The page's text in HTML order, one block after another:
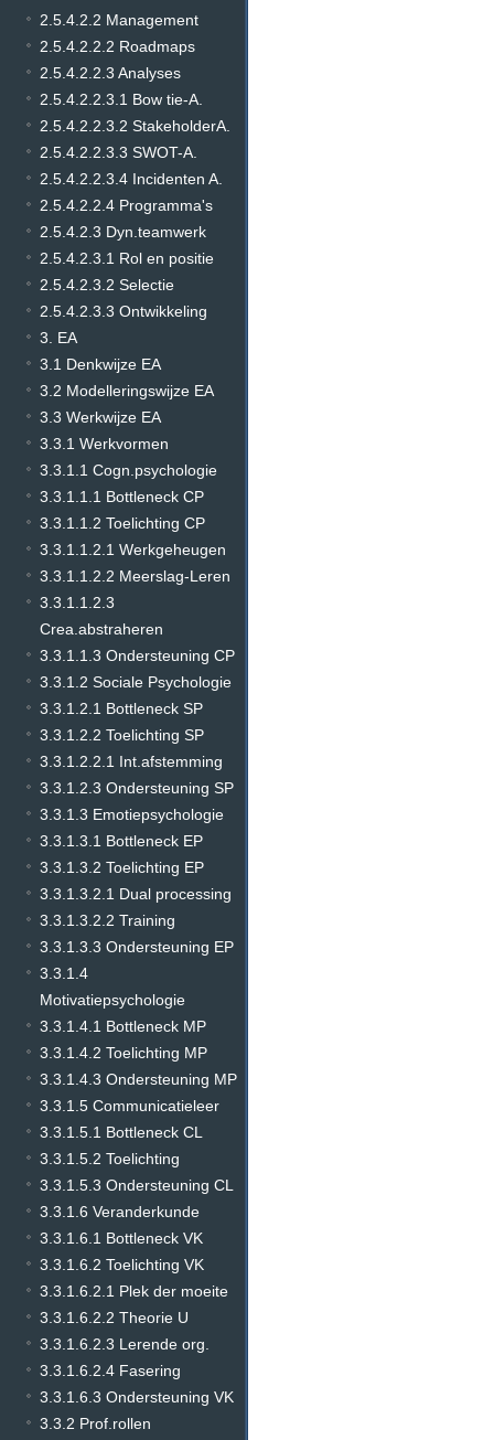
2.5.4.2.2 Management
2.5.4.2.2.2 Roadmaps
2.5.4.2.2.3 Analyses
2.5.4.2.2.3.1 Bow tie-A.
2.5.4.2.2.3.2 StakeholderA.
2.5.4.2.2.3.3 SWOT-A.
2.5.4.2.2.3.4 Incidenten A.
2.5.4.2.2.4 Programma's
2.5.4.2.3 Dyn.teamwerk
2.5.4.2.3.1 Rol en positie
2.5.4.2.3.2 Selectie
2.5.4.2.3.3 Ontwikkeling
3. EA
3.1 Denkwijze EA
3.2 Modelleringswijze EA
3.3 Werkwijze EA
3.3.1 Werkvormen
3.3.1.1 Cogn.psychologie
3.3.1.1.1 Bottleneck CP
3.3.1.1.2 Toelichting CP
3.3.1.1.2.1 Werkgeheugen
3.3.1.1.2.2 Meerslag-Leren
3.3.1.1.2.3
Crea.abstraheren
3.3.1.1.3 Ondersteuning CP
3.3.1.2 Sociale Psychologie
3.3.1.2.1 Bottleneck SP
3.3.1.2.2 Toelichting SP
3.3.1.2.2.1 Int.afstemming
3.3.1.2.3 Ondersteuning SP
3.3.1.3 Emotiepsychologie
3.3.1.3.1 Bottleneck EP
3.3.1.3.2 Toelichting EP
3.3.1.3.2.1 Dual processing
3.3.1.3.2.2 Training
3.3.1.3.3 Ondersteuning EP
3.3.1.4
Motivatiepsychologie
3.3.1.4.1 Bottleneck MP
3.3.1.4.2 Toelichting MP
3.3.1.4.3 Ondersteuning MP
3.3.1.5 Communicatieleer
3.3.1.5.1 Bottleneck CL
3.3.1.5.2 Toelichting
3.3.1.5.3 Ondersteuning CL
3.3.1.6 Veranderkunde
3.3.1.6.1 Bottleneck VK
3.3.1.6.2 Toelichting VK
3.3.1.6.2.1 Plek der moeite
3.3.1.6.2.2 Theorie U
3.3.1.6.2.3 Lerende org.
3.3.1.6.2.4 Fasering
3.3.1.6.3 Ondersteuning VK
3.3.2 Prof.rollen